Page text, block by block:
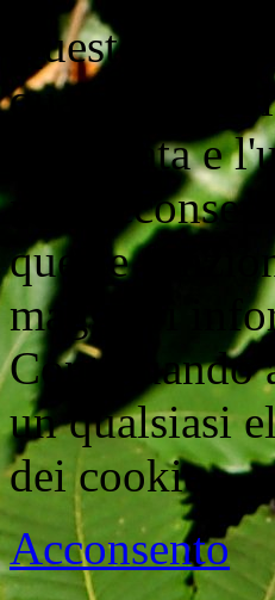
Questo sito
quali la
aggregata e
non
queste
maggiori
Continuando
un qualsiasi
dei cookie.
Acconsento